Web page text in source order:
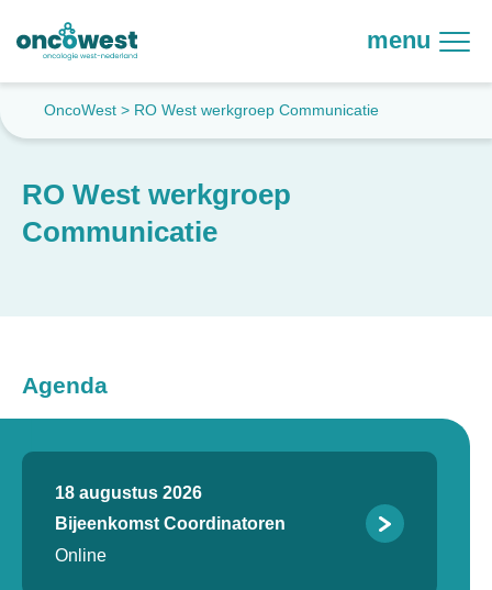
menu
OncoWest > RO West werkgroep Communicatie
RO West werkgroep
Communicatie
Agenda
18 augustus 2026
Bijeenkomst Coordinatoren
Online